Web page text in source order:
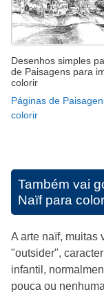
Desenhos simples
de Paisagens para
colorir
Páginas de
colorir
Também vai
Naïf para
A arte naïf, muitas
"outsider",
infantil,
pouca ou